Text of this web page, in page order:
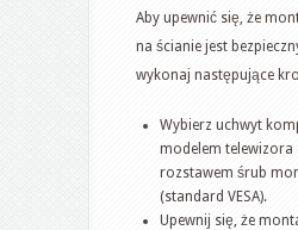
Aby upewnić się, że
na ścianie jest
wykonaj następujące
Wybierz uchwyt
modelem telewizora
rozstawem śrub
(standard VESA).
Upewnij się, że